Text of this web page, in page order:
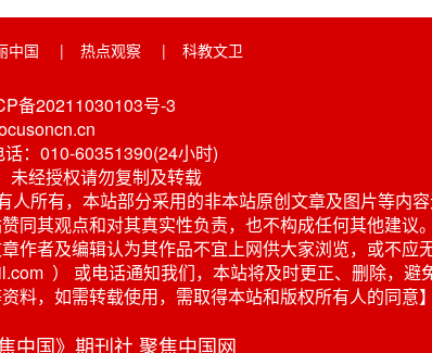
中国 | 热点观察 | 科教文卫
备20211030103号-3
：010-60351390(24小时)
未经授权请勿复制及转载
所有，本站部分采用的非本站原创文章及图片等内容
其观点和对其真实性负责，也不构成任何其他建议
者及编辑认为其作品不宜上网供大家浏览，或不应
） 或电话通知我们，本站将及时更正、删除，避
，如需转载使用，需取得本站和版权所有人的同意】
中国》期刊社 聚焦中国网